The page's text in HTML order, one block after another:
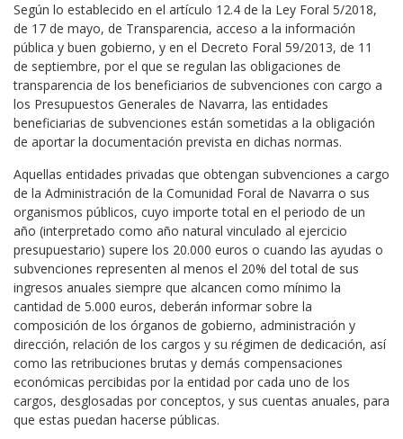
Según lo establecido en el artículo 12.4 de la Ley Foral 5/2018,
de 17 de mayo, de Transparencia, acceso a la información
pública y buen gobierno, y en el Decreto Foral 59/2013, de 11
de septiembre, por el que se regulan las obligaciones de
transparencia de los beneficiarios de subvenciones con cargo a
los Presupuestos Generales de Navarra, las entidades
beneficiarias de subvenciones están sometidas a la obligación
de aportar la documentación prevista en dichas normas.
Aquellas entidades privadas que obtengan subvenciones a cargo
de la Administración de la Comunidad Foral de Navarra o sus
organismos públicos, cuyo importe total en el periodo de un
año (interpretado como año natural vinculado al ejercicio
presupuestario) supere los 20.000 euros o cuando las ayudas o
subvenciones representen al menos el 20% del total de sus
ingresos anuales siempre que alcancen como mínimo la
cantidad de 5.000 euros, deberán informar sobre la
composición de los órganos de gobierno, administración y
dirección, relación de los cargos y su régimen de dedicación, así
como las retribuciones brutas y demás compensaciones
económicas percibidas por la entidad por cada uno de los
cargos, desglosadas por conceptos, y sus cuentas anuales, para
que estas puedan hacerse públicas.